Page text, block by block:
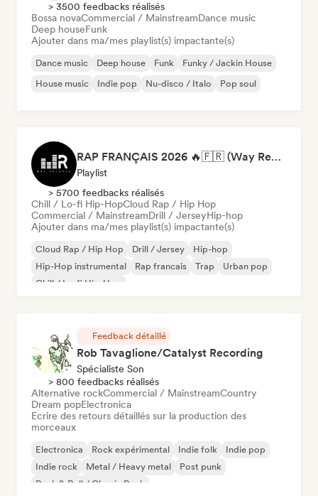
> 3500 feedbacks réalisés
Bossa novaCommercial / MainstreamDance music
Deep houseFunk
Ajouter dans ma/mes playlist(s) impactante(s)
Dance music Deep house Funk
Funky / Jackin House
House music
Indie pop Nu-disco / Italo Pop soul
RAP FRANÇAIS 2026 🔥🇫🇷 (Way Records)
Playlist
> 5700 feedbacks réalisés
Chill / Lo-fi Hip-HopCloud Rap / Hip Hop
Commercial / MainstreamDrill / JerseyHip-hop
Ajouter dans ma/mes playlist(s) impactante(s)
Cloud Rap / Hip Hop Drill / Jersey
Hip-hop
Hip-Hop instrumental
Rap francais Trap
Urban pop
Chill / Lo-fi Hip-Hop
Feedback détaillé
Rob Tavaglione/Catalyst Recording
Spécialiste Son
> 800 feedbacks réalisés
Alternative rockCommercial / MainstreamCountry
Dream popElectronica
Ecrire des retours détaillés sur la production des
morceaux
Electronica Rock expérimental Indie folk
Indie pop
Indie rock
Metal / Heavy metal
Post punk
Rock & Roll / Classic Rock